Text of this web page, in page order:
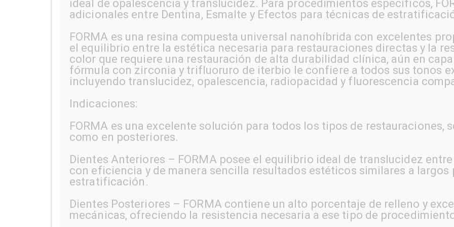
ideal de opalescencia y translucidez. Para procedimientos específicos,
adicionales entre Dentina, Esmalte y Efectos para técnicas de
FORMA es una resina compuesta universal nanohíbrida con excelentes
el equilibrio entre la estética necesaria para restauraciones directas y la
color que requiere una restauración de alta durabilidad clínica, aún en
fórmula con zirconia y trifluoruro de iterbio le confiere a todos sus tonos
incluyendo translucidez, opalescencia, radiopacidad y fluorescencia
Indicaciones:
FORMA es una excelente solución para todos los tipos de restauraciones,
como en posteriores.
Dientes Anteriores – FORMA posee el equilibrio ideal de translucidez
con eficiencia y de manera sencilla resultados estéticos similares a
estratificación.
Dientes Posteriores – FORMA contiene un alto porcentaje de relleno y
mecánicas, ofreciendo la resistencia necesaria a ese tipo de